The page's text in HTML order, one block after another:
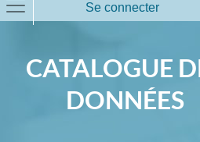
Se connecter
CATALOGUE
DONNÉES